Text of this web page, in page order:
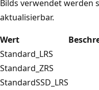
Bilds verwendet werden
aktualisierbar.
Wert
Standard_LRS
Standard_ZRS
StandardSSD_LRS